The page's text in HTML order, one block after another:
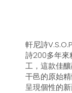
軒尼詩
詩200多年來
工，這款佳
干邑的原始
呈現個性的新